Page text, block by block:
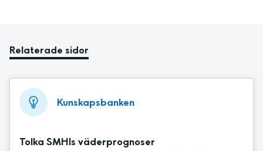
Relaterade sidor
Kunskapsbanken
Tolka SMHIs väderprognoser